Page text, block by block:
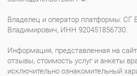
Владелец и оператор платформы: СГ
Владимирович, ИНН 920451856730.
Информация, представленная на
отзывы, стоимость услуг и анкеты
исключительно ознакомительный